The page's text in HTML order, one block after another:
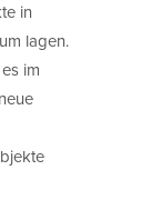
in
lagen.
im